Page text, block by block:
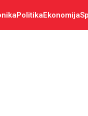
PolitikaEkonomija